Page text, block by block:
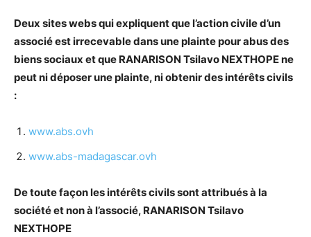
Deux sites webs qui expliquent que l’action civile d’un
associé est irrecevable dans une plainte pour abus des
biens sociaux et que RANARISON Tsilavo NEXTHOPE ne
peut ni déposer une plainte, ni obtenir des intérêts civils
:
www.abs.ovh
www.abs-madagascar.ovh
De toute façon les intérêts civils sont attribués à la
société et non à l’associé, RANARISON Tsilavo
NEXTHOPE